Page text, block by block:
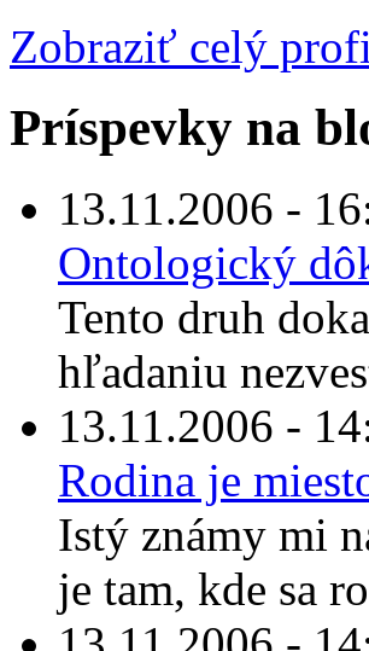
Zobraziť celý
Príspevky na
13.11.2006 -
Ontologický
Tento druh
hľadaniu
13.11.2006 -
Rodina je
Istý známy mi
je tam, kde sa